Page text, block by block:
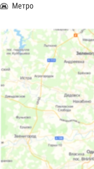
Метро